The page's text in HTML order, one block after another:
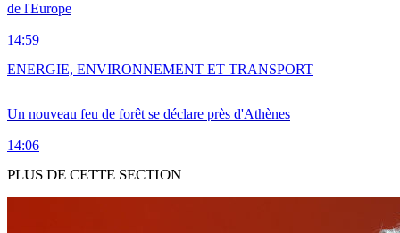
de l'Europe
14:59
Un nouveau feu de forêt se déclare près d'Athènes
14:06
ENERGIE, ENVIRONNEMENT ET TRANSPORT
PLUS DE CETTE SECTION